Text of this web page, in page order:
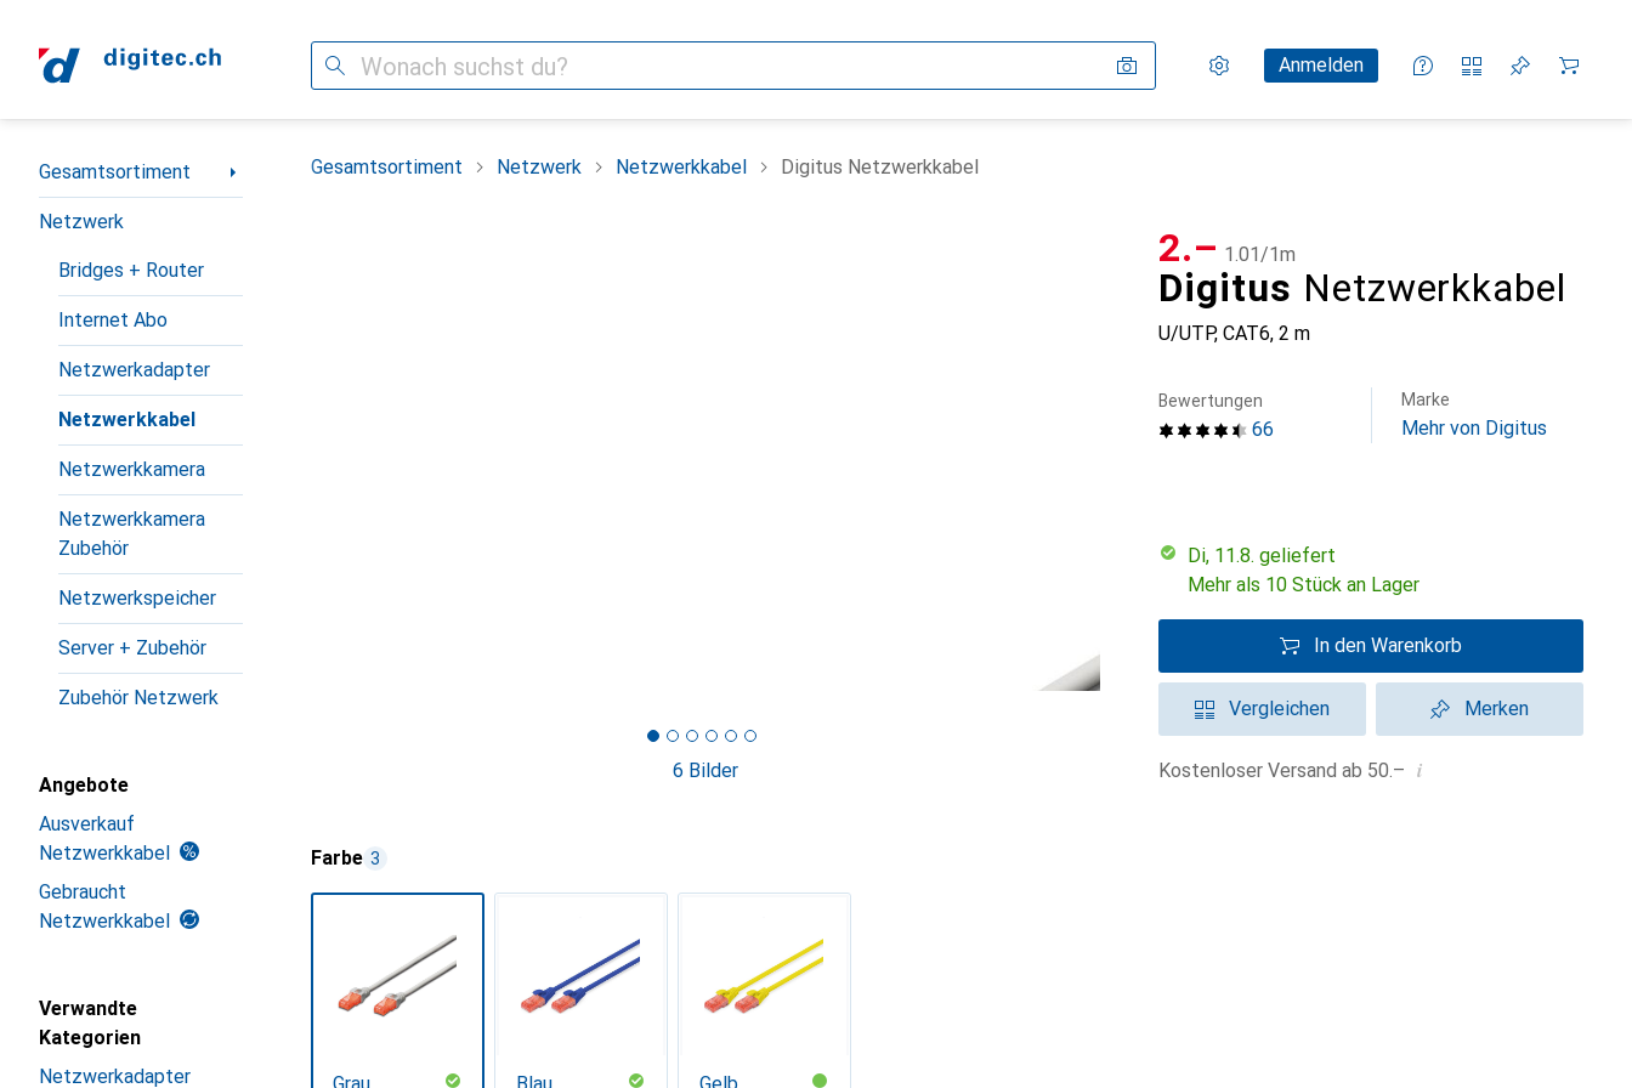
Suche Einstellungen
KundenkontoAnmelden
Vergleichslisten
Merklisten
Warenkorb
Navigation nach Kategorien
Gesamtsortiment
Netzwerk
Bridges + Router
Internet Abo
Netzwerkadapter
Netzwerkkabel
Netzwerkkamera
Netzwerkkamera
Zubehör
Netzwerkspeicher
Server + Zubehör
Zubehör Netzwerk
Angebote
Ausverkauf
Netzwerkkabel
Gebraucht
Netzwerkkabel
Verwandte
Kategorien
Netzwerkadapter
Gesamtsortiment Netzwerk Netzwerkkabel Digitus Netzwerkkabel
6 Bilder
Digitus Netzwerkkabel
U/UTP, CAT6, 2 m
CHF
2.– CHF
1.01/1m
66
Bewertungen Marke
Mehr von Digitus
Di, 11.8. geliefert
Mehr als 10 Stück an Lager
In den Warenkorb
Vergleichen Merken
Kostenloser Versand ab 50.– i
Farbe 3